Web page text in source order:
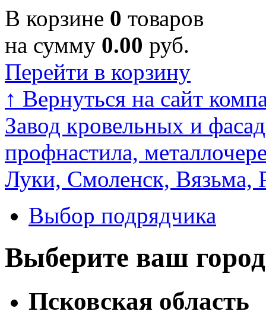
В корзине 0 товаров
на сумму 0.00 руб.
Перейти в корзину
↑ Вернуться на сайт
Завод кровельных и
профнастила,
Луки, Смоленск, Вязьма,
Выбор подрядчика
Выберите ваш город
Псковская область